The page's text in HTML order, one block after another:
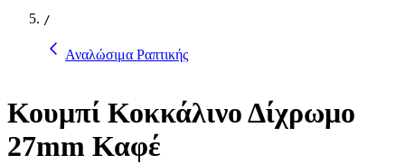
/
Αναλώσιμα Ραπτικής
Κουμπί Κοκκάλινο Δίχρωμο
27mm Καφέ